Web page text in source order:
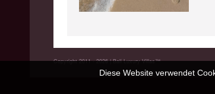
Copyright 2011 - 2026 | Bali Luxury Villas™
Diese Website verwendet